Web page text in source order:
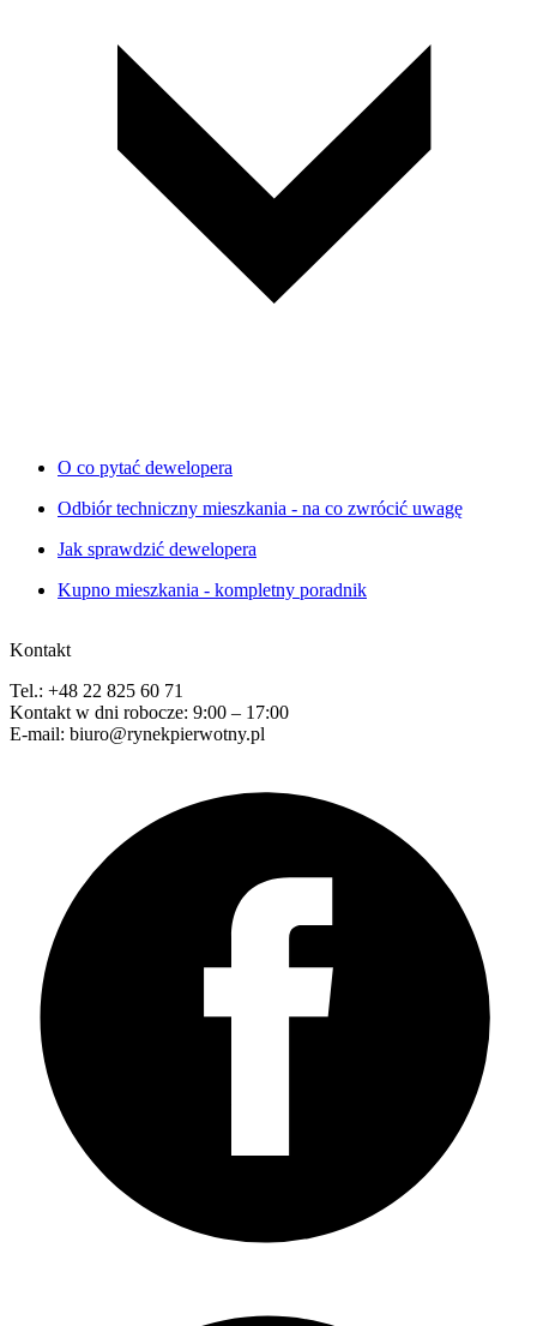
O co pytać dewelopera
Odbiór techniczny mieszkania - na co zwrócić uwagę
Jak sprawdzić dewelopera
Kupno mieszkania - kompletny poradnik
Kontakt
Tel.: +48 22 825 60 71
Kontakt w dni robocze: 9:00 – 17:00
E-mail: biuro@rynekpierwotny.pl